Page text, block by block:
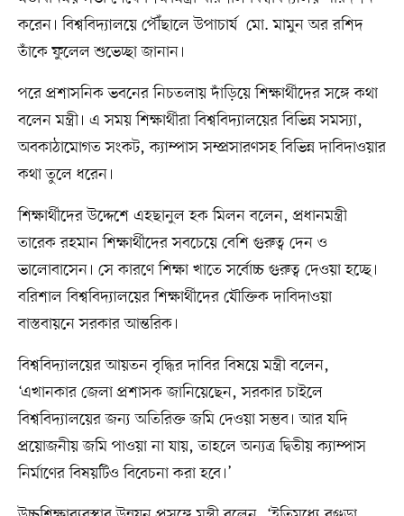
করেন। বিশ্ববিদ্যালয়ে পৌঁছালে উপাচার্য মো. মামুন অর রশিদ
তাঁকে ফুলেল শুভেচ্ছা জানান।
পরে প্রশাসনিক ভবনের নিচতলায় দাঁড়িয়ে শিক্ষার্থীদের সঙ্গে কথা
বলেন মন্ত্রী। এ সময় শিক্ষার্থীরা বিশ্ববিদ্যালয়ের বিভিন্ন সমস্যা,
অবকাঠামোগত সংকট, ক্যাম্পাস সম্প্রসারণসহ বিভিন্ন দাবিদাওয়ার
কথা তুলে ধরেন।
শিক্ষার্থীদের উদ্দেশে এহছানুল হক মিলন বলেন, প্রধানমন্ত্রী
তারেক রহমান শিক্ষার্থীদের সবচেয়ে বেশি গুরুত্ব দেন ও
ভালোবাসেন। সে কারণে শিক্ষা খাতে সর্বোচ্চ গুরুত্ব দেওয়া হচ্ছে।
বরিশাল বিশ্ববিদ্যালয়ের শিক্ষার্থীদের যৌক্তিক দাবিদাওয়া
বাস্তবায়নে সরকার আন্তরিক।
বিশ্ববিদ্যালয়ের আয়তন বৃদ্ধির দাবির বিষয়ে মন্ত্রী বলেন,
‘এখানকার জেলা প্রশাসক জানিয়েছেন, সরকার চাইলে
বিশ্ববিদ্যালয়ের জন্য অতিরিক্ত জমি দেওয়া সম্ভব। আর যদি
প্রয়োজনীয় জমি পাওয়া না যায়, তাহলে অন্যত্র দ্বিতীয় ক্যাম্পাস
নির্মাণের বিষয়টিও বিবেচনা করা হবে।’